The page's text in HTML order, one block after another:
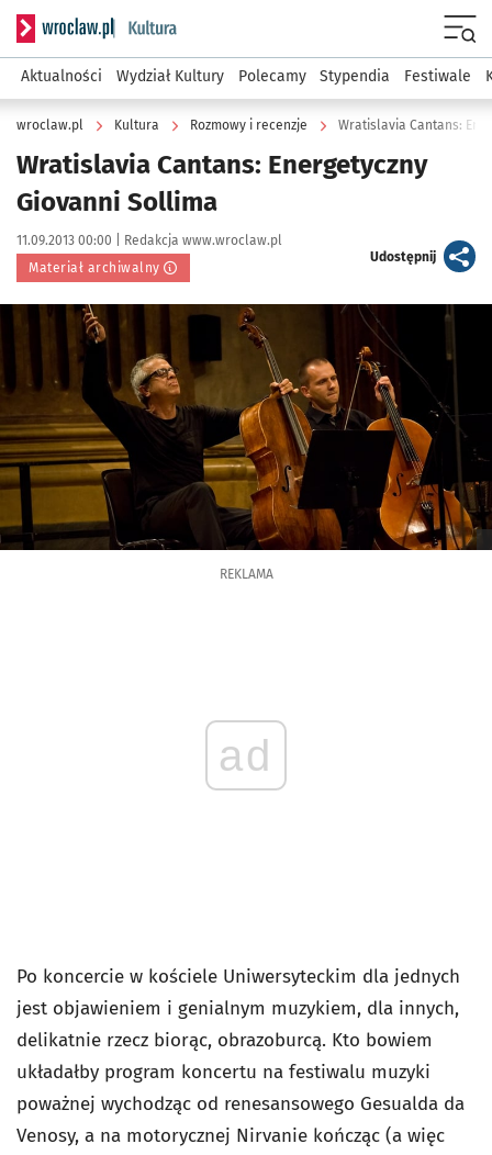
Serwis informacyjny wroclaw.pl podserwis: Kultura
Aktualności Wydział Kultury Polecamy Stypendia Festiwale
wroclaw.pl Kultura Rozmowy i recenzje Wratislavia Cantans:
Wratislavia Cantans: Energetyczny
Giovanni Sollima
Data publikacji:
11.09.2013 00:00 | Autor:
Redakcja www.wroclaw.pl
Materiał archiwalny
Udostępnijartykuł
Kliknij, aby powiększyć
REKLAMA
ad
Po koncercie w kościele Uniwersyteckim dla jednych
jest objawieniem i genialnym muzykiem, dla innych,
delikatnie rzecz biorąc, obrazoburcą. Kto bowiem
układałby program koncertu na festiwalu muzyki
poważnej wychodząc od renesansowego Gesualda da
Venosy, a na motorycznej Nirvanie kończąc (a więc